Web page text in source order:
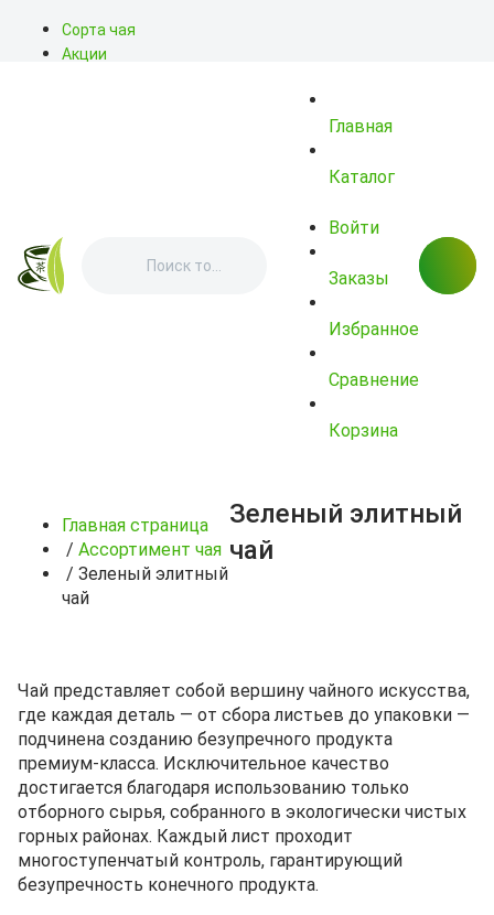
Сорта чая
Акции
Главная
Каталог
Войти
Заказы
Избранное
Сравнение
Корзина
Главная страница
/ Ассортимент чая
/ Зеленый элитный
чай
Зеленый элитный
чай
Чай представляет собой вершину чайного искусства,
где каждая деталь — от сбора листьев до упаковки —
подчинена созданию безупречного продукта
премиум-класса. Исключительное качество
достигается благодаря использованию только
отборного сырья, собранного в экологически чистых
горных районах. Каждый лист проходит
многоступенчатый контроль, гарантирующий
безупречность конечного продукта.